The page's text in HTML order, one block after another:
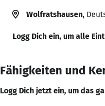
Wolfratshausen,
Logg Dich ein, um alle
Fähigkeiten und
Logg Dich jetzt ein, um das